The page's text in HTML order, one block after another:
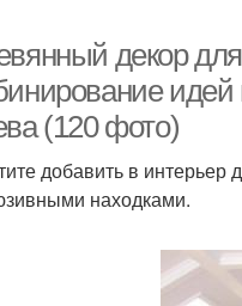
декор
(120 фото)
добавить в интерьер
находками.